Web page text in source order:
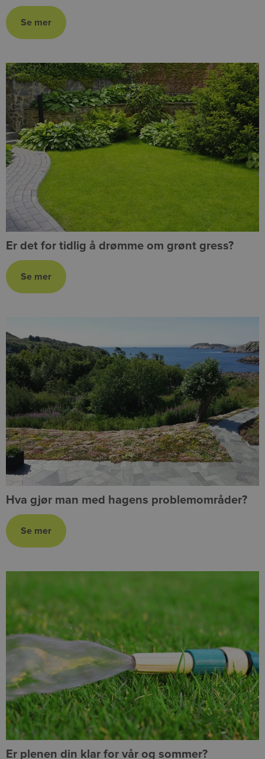
Er det for tidlig å drømme om grønt gress?
Hva gjør man med hagens problemområder?
Er plenen din klar for vår og sommer?